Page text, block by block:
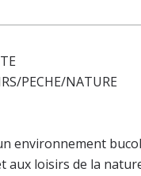
PECHE/NATURE
environnement
aux loisirs de la